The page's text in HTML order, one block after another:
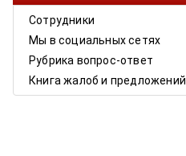
Сотрудники
Мы в социальных сетях
Рубрика вопрос-ответ
Книга жалоб и предложений